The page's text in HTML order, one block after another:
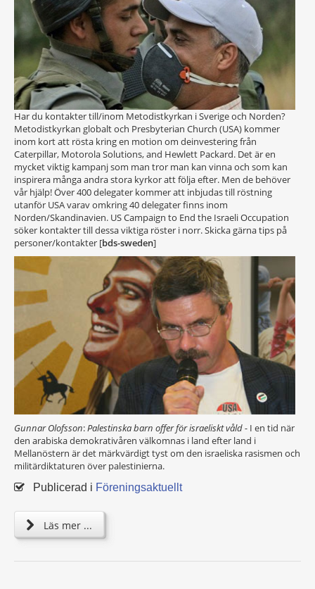
Har du kontakter till/inom Metodistkyrkan i Sverige och Norden?
Metodistkyrkan globalt och Presbyterian Church (USA) kommer
inom kort att rösta kring en motion om deinvestering från
Caterpillar, Motorola Solutions, and Hewlett Packard. Det är en
mycket viktig kampanj som man tror man kan vinna och som kan
inspirera många andra stora kyrkor att följa efter. Men de behöver
vår hjälp! Över 400 delegater kommer att inbjudas till röstning
utanför USA varav omkring 40 delegater finns inom
Norden/Skandinavien. US Campaign to End the Israeli Occupation
söker kontakter till dessa viktiga röster i norr. Skicka gärna tips på
personer/kontakter [bds-sweden]
Gunnar Olofsson:Palestinska barn offer för israeliskt våld - I en tid när
den arabiska demokrativåren välkomnas i land efter land i
Mellanöstern är det märkvärdigt tyst om den israeliska rasismen och
militärdiktaturen över palestinierna.
Publicerad i Föreningsaktuellt
Läs mer ...